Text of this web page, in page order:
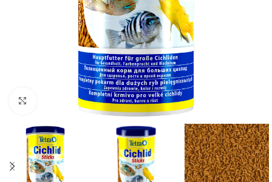
Нажмите, чтобы увеличить